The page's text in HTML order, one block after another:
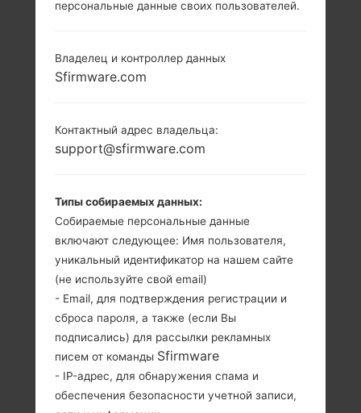
персональные данные своих пользователей.
Владелец и контроллер данных
Sfirmware.com
Контактный адрес владельца:
support@sfirmware.com
Типы собираемых данных:
Собираемые персональные данные
включают следующее: Имя пользователя,
уникальный идентификатор на нашем сайте
(не используйте свой email)
- Email, для подтверждения регистрации и
сброса пароля, а также (если Вы
подписались) для рассылки рекламных
писем от команды Sfirmware
- IP-адрес, для обнаружения спама и
обеспечения безопасности учетной записи,